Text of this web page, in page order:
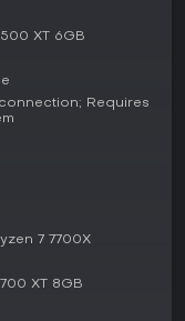
prelanzamiento,
El equipo de
que incorporen
y elementos
y los
de 2-3 años, al
el cual
XT 6GB
Requires
7 7700X
XT 8GB